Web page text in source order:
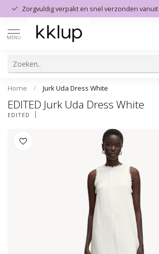
Zorgvuldig verpakt en snel verzonden
MENU
Home / Jurk Uda Dress White
EDITED Jurk Uda Dress White
EDITED